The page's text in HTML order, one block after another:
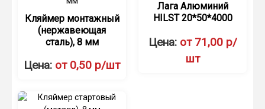
Кляймер монтажный
(нержавеющая
сталь), 8 мм
Цена: от 0,50 р/шт
Лага Алюминий
HILST 20*50*4000
Цена: от 71,00 р/
шт